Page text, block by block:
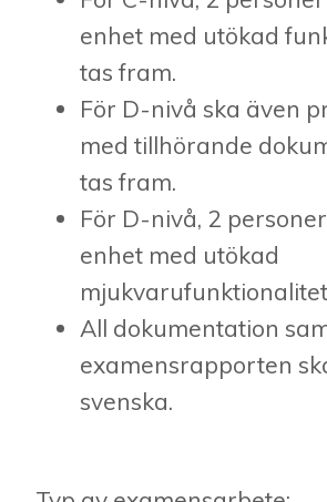
enhet med utökad
tas fram.
För D-nivå ska även
med tillhörande
tas fram.
För D-nivå, 2
enhet med utökad
All dokumentation
examensrapporten
svenska.